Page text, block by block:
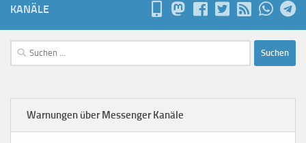
KANÄLE
Suchen
nach:
Warnungen über Messenger Kanäle